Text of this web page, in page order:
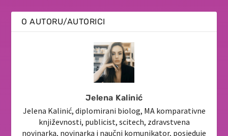
O AUTORU/AUTORICI
Jelena Kalinić
Jelena Kalinić, diplomirani biolog, MA komparativne
književnosti, publicist, scitech, zdravstvena
novinarka, novinarka i naučni komunikator, posjeduje